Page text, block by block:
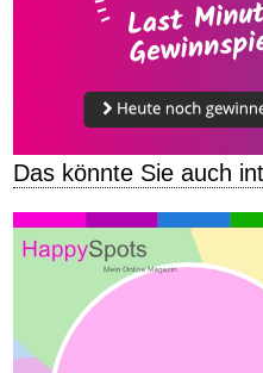
Das könnte Sie auch